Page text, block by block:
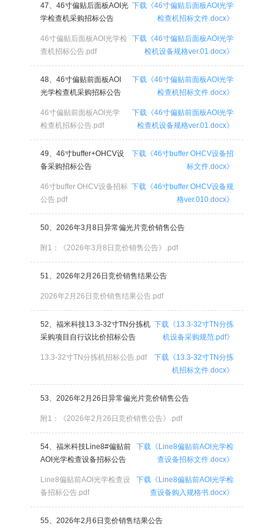
47、46寸偏贴后面板AOI光
学检查机采购招标公告
46寸偏贴后面板AOI光学检
查机招标公告.pdf
下载《46寸偏贴后面板AOI光学
检查机招标文件.docx》
下载《46寸偏贴后面板AOI光学
检机设备规格ver.01.docx》
48、46寸偏贴前面板AOI
光学检查机采购招标公告
46寸偏贴前面板AOI光学
检查机招标公告.pdf
下载《46寸偏贴前面板AOI光学
检查机招标文件.docx》
下载《46寸偏贴前面板AOI光学
检查机设备规格ver.01.docx》
49、46寸buffer+OHCV设
备采购招标公告
46寸buffer OHCV设备招标
公告.pdf
下载《46寸buffer OHCV设备招
标文件.docx》
下载《46寸buffer OHCV设备规
格ver.010.docx》
50、2026年3月8日异常偏光片竞价销售公告
附1：《2026年3月8日竞价销售公告》.pdf
51、2026年2月26日竞价销售结果公告
2026年2月26日竞价销售结果公告.pdf
52、福米科技13.3-32寸TN分拣机
采购项目自行议比价招标公告
13.3-32寸TN分拣机招标公告.pdf
下载《13.3-32寸TN分拣
机设备采购规范.pdf》
下载《13.3-32寸TN分拣
机招标文件.docx》
53、2026年2月26日异常偏光片竞价销售公告
附1：《2026年2月26日竞价销售公告》.pdf
54、福米科技Line8#偏贴前
AOI光学检查设备招标公告
Line8偏贴前AOI光学检查设
备招标公告.pdf
下载《Line8偏贴前AOI光学检
查设备招标文件.docx》
下载《Line8偏贴前AOI光学检
查设备购入规格书.docx》
55、2026年2月6日竞价销售结果公告